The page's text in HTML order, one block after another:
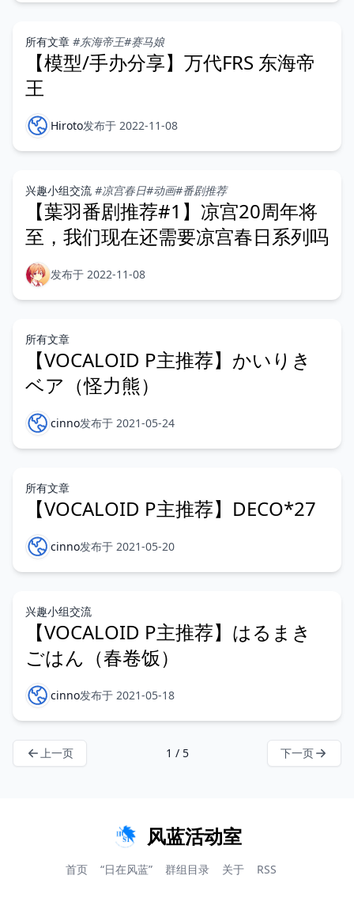
所有文章 #东海帝王#赛马娘
【模型/手办分享】万代FRS 东海帝
王
Hiroto发布于 2022-11-08
兴趣小组交流 #凉宫春日#动画#番剧推荐
【葉羽番剧推荐#1】凉宫20周年将
至，我们现在还需要凉宫春日系列吗
发布于 2022-11-08
所有文章
【VOCALOID P主推荐】かいりき
ベア（怪力熊）
cinno发布于 2021-05-24
所有文章
【VOCALOID P主推荐】DECO*27
cinno发布于 2021-05-20
兴趣小组交流
【VOCALOID P主推荐】はるまき
ごはん（春卷饭）
cinno发布于 2021-05-18
上一页 1 / 5 下一页
风蓝活动室
首页 “日在风蓝” 群组目录 关于 RSS